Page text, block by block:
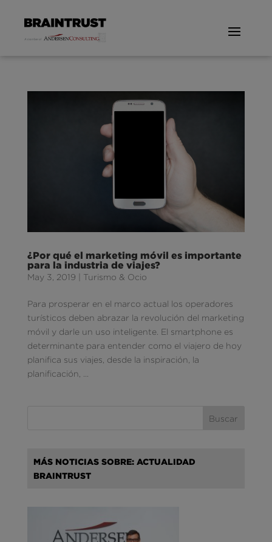
¿Por qué el marketing móvil es importante
para la industria de viajes?
May 3, 2019 Turismo & Ocio
Para prosperar en el marco actual los operadores
turísticos deben abrazar la revolución del marketing
móvil y darle un uso inteligente. El smartphone es
determinante para entender como el viajero de hoy
planifica sus viajes, desde la inspiración, la
planificación, ...
MÁS NOTICIAS SOBRE: ACTUALIDAD
BRAINTRUST